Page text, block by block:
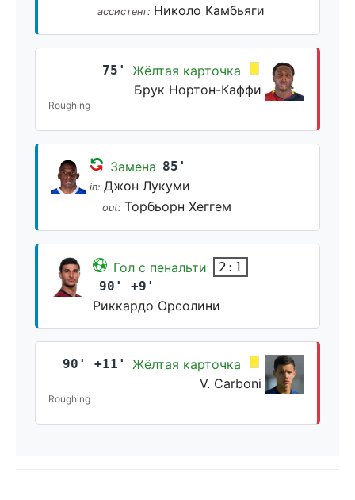
ассистент: Николо Камбьяги
75'
Жёлтая карточка
Брук Нортон-Каффи
Roughing
Замена 85'
in: Джон Лукуми
out: Торбьорн Хеггем
Гол с пенальти
2:1
90' +9'
Риккардо Орсолини
90' +11'
Жёлтая карточка
V. Carboni
Roughing